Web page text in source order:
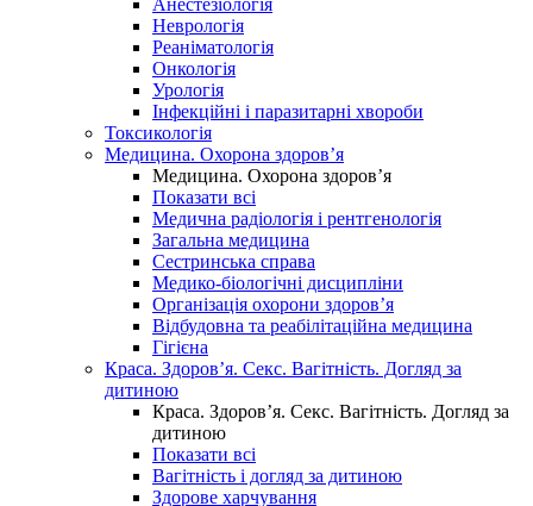
Анестезіологія
Неврологія
Реаніматологія
Онкологія
Урологія
Інфекційні і паразитарні хвороби
Токсикологія
Медицина. Охорона здоров’я
Медицина. Охорона здоров’я
Показати всі
Медична радіологія і рентгенологія
Загальна медицина
Сестринська справа
Медико-біологічні дисципліни
Організація охорони здоров’я
Відбудовна та реабілітаційна медицина
Гігієна
Краса. Здоров’я. Секс. Вагітність. Догляд за
дитиною
Краса. Здоров’я. Секс. Вагітність. Догляд за
дитиною
Показати всі
Вагітність і догляд за дитиною
Здорове харчування